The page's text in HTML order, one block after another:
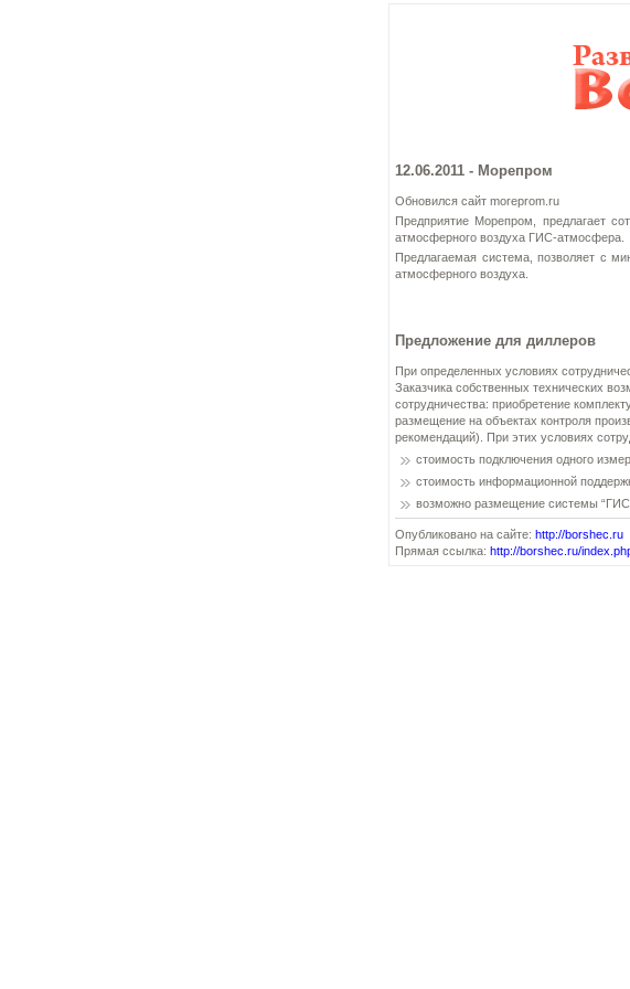
12.06.2011 - Морепром
Обновился сайт moreprom.ru
Предприятие Морепром, предлагает
атмосферного воздуха ГИС-атмосфера.
Предлагаемая система, позволяет с
атмосферного воздуха.
Предложение для диллеров
При определенных условиях
Заказчика собственных технических
сотрудничества: приобретение
размещение на объектах контроля
рекомендаций). При этих условиях
стоимость подключения одного
стоимость информационной
возможно размещение системы
Опубликовано на сайте: http://borshec.ru
Прямая ссылка: http://borshec.ru/